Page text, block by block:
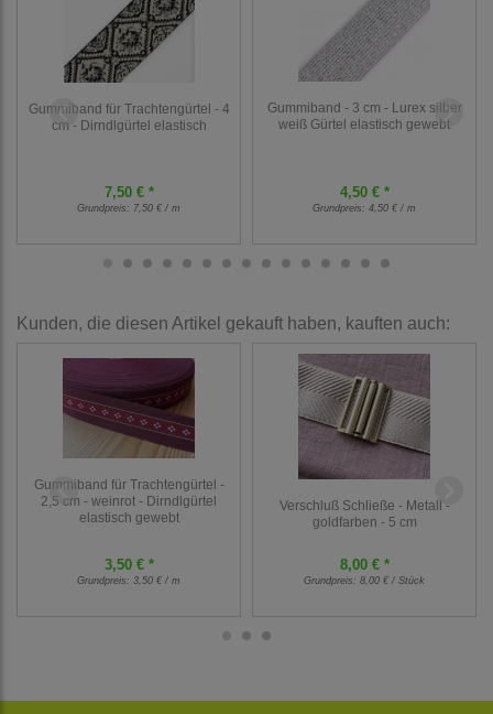
Gummiband für Trachtengürtel - 4
cm - Dirndlgürtel elastisch
7,50 € *
Grundpreis: 7,50 € / m
Gummiband - 3 cm - Lurex silber
weiß Gürtel elastisch gewebt
4,50 € *
Grundpreis: 4,50 € / m
Kunden, die diesen Artikel gekauft haben, kauften auch:
Gummiband für Trachtengürtel -
2,5 cm - weinrot - Dirndlgürtel
elastisch gewebt
3,50 € *
Grundpreis: 3,50 € / m
Verschluß Schließe - Metall -
goldfarben - 5 cm
8,00 € *
Grundpreis: 8,00 € / Stück